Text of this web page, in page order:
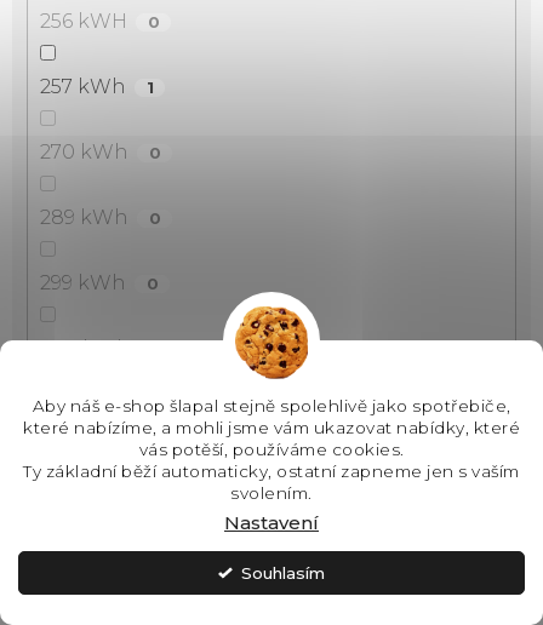
Aby náš e-shop šlapal stejně spolehlivě jako spotřebiče,
které nabízíme, a mohli jsme vám ukazovat nabídky, které
vás potěší, používáme cookies.
Ty základní běží automaticky, ostatní zapneme jen s vaším
svolením.
Nastavení
Souhlasím
256 kWH 0
257 kWh 1
270 kWh 0
289 kWh 0
299 kWh 0
320 kWh 0
339 kWh 0